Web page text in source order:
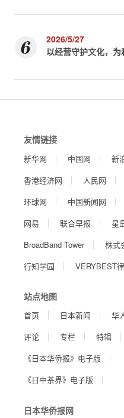
2026/5/27
以经营守护文化，
友情链接
新华网 中国网 新
香港经济网
人民网
环球网
中国新闻网
网易
联合早报
星
BroadBand Tower
株式
行知学园
VERYBEST
站点地图
首页 日本新闻 华
评论
专栏 特辑
《日本华侨报》电子版
《日中茶界》电子版
日本华侨报网